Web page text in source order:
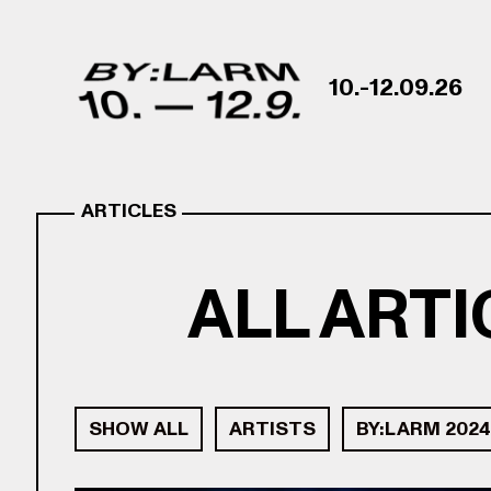
10.-12.09.26
ARTICLES
ALL
SHOW ALL ARTISTS BY:LARM 2024